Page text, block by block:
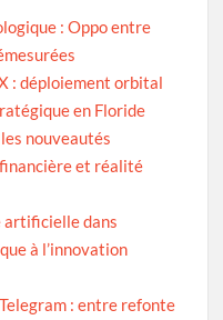
: Oppo entre
: déploiement orbital
en Floride
nouveautés
et réalité
artificielle dans
à l’innovation
: entre refonte